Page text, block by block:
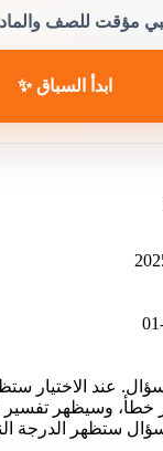
مؤقت للصف
ابدأ السباق ✨
عند الاختيار
خطأ، وسيظهر تفسير
ستظهر الدرجة